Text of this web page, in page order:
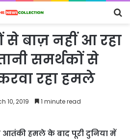
से बाज़ नहीं आ रहा
समर्थकों से
रहा हमले
10, 2019 1 minute read
आतंकी हमले के बाद पूरी दुनिया में